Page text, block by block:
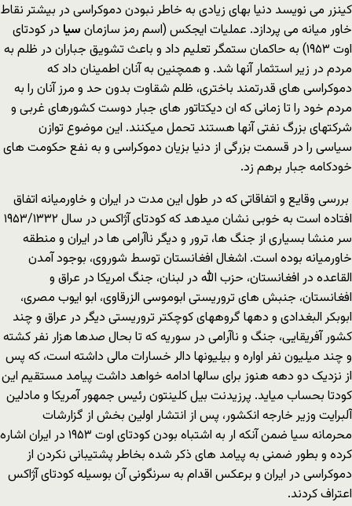
کینزر می نویسد دنیا بهای زیادی به خاطر نبودن دموکراسی در بیشتر نقاط
خاور میانه می پردازد. عملیات ایجکس (اسم رمز سازمان سیا در کودتای
اوت ۱۹۵۳) به حاکمان ستمگر تعلیم داد و باعث تشویق جباران در ظلم به
مردم در زیر استثمار آنها شد. و همچنین به آنان اطمینان داد که
دموکراسی های قدرتمند باختری، ظلم شقاوت بدون حد و مرز آنان را به
مردم خود را تا زمانی که ان دیکتاتور های جبار دوست کشورهای غربی و
شرکتهای بزرگ نفتی آنها هستند تحمل میکنند. این موضوع توازن
سیاسی را در قسمت بزرگی از دنیا بزیان دموکراسی و به نفع حکومت های
خودکامه جبار برهم زد.
بررسی وقایع و اتفاقاتی که در طول این مدت در ایران و خاورمیانه اتفاق
افتاده است به خوبی نشان میدهد که کودتای آژاکس در سال ۱۹۵۳/۱۳۳۲
سر منشا بسیاری از جنگ ها، ترور و دیگر ناآرامی ها در ایران و منطقه
خاورمیانه بوده است. اشغال افغانستان توسط شوروی، بوجود آمدن
القاعده در افغانستان، حزب الله در لبنان، جنگ امریکا در عراق و
افغانستان، جنبش های تروریستی ابوموسی الزرقاوی، ابو ایوب مصری،
ابوبکر البغدادی و دهها گروههای کوچکتر تروریستی دیگر در عراق و چند
کشور آفریقایی، جنگ و ناآرامی در سوریه که تا بحال صدها هزار نفر کشته
و چند میلیون نفر اواره و بیلیونها دالر خسارات مالی داشته است، که پس
از نزدیک دو دهه هنوز برای سالها ادامه خواهد داشت پیامد مستقیم این
کودتا بحساب میاید. پرزیدنت بیل کلینتون رئیس جمهور آمریکا و مادلین
آلبرایت وزیر خارجه انکشور، پس از انتشار اولین بخش از گزارشات
محرمانه سیا ضمن آنکه ار به اشتباه بودن کودتای اوت ۱۹۵۳ در ایران اشاره
کرده و بطور ضمنی به پیامد های ذکر شده بخاطر پشتیبانی نکردن از
دموکراسی در ایران و برعکس اقدام به سرنگونی آن بوسیله کودتای آژاکس
اعتراف کردند.